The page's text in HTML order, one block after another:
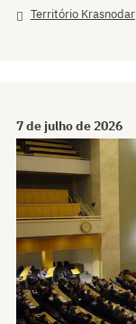
Território Krasnodar
7 de julho de 2026